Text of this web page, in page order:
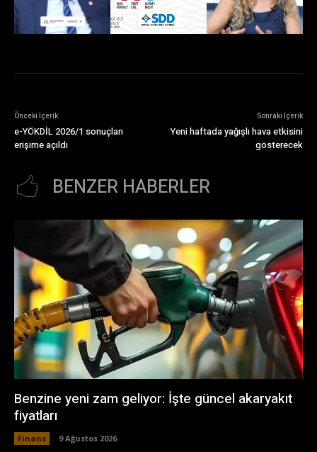
Önceki İçerik
e-YÖKDİL 2026/1 sonuçları
erişime açıldı
Sonraki İçerik
Yeni haftada yağışlı hava etkisini
gösterecek
BENZER HABERLER
Benzine yeni zam geliyor: İşte güncel akaryakıt
fiyatları
Finans 9 Ağustos 2026